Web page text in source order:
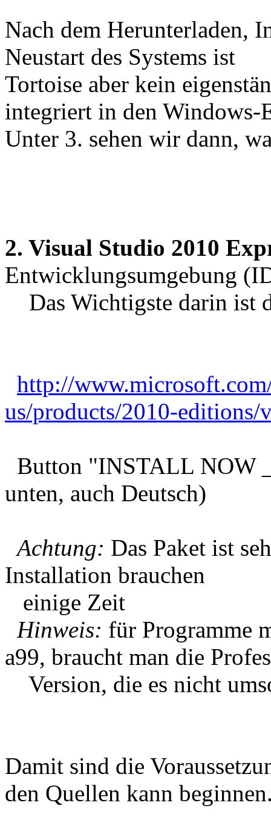
Nach dem Herunterladen,
Neustart des Systems ist
Tortoise aber kein
integriert in den Windows-
Unter 3. sehen wir dann,
2. Visual Studio 2010
Entwicklungsumgebung
Das Wichtigste darin ist
http://
us/products/2010-editions/
Button "INSTALL NOW
unten, auch Deutsch)
Achtung: Das Paket ist
Installation brauchen
einige Zeit
Hinweis: für Programme
a99, braucht man die
Version, die es nicht
Damit sind die
den Quellen kann